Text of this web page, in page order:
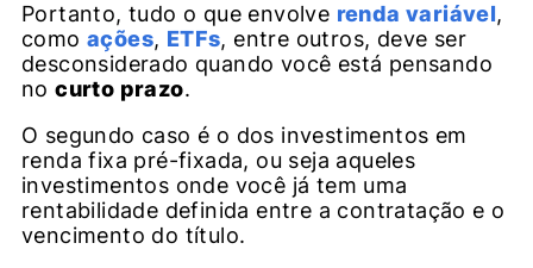
Portanto, tudo o que envolve renda variável,
como ações, ETFs, entre outros, deve ser
desconsiderado quando você está pensando
nocurto prazo.
O segundo caso é o dos investimentos em
renda fixa pré-fixada, ou seja aqueles
investimentos onde você já tem uma
rentabilidade definida entre a contratação e o
vencimento do título.